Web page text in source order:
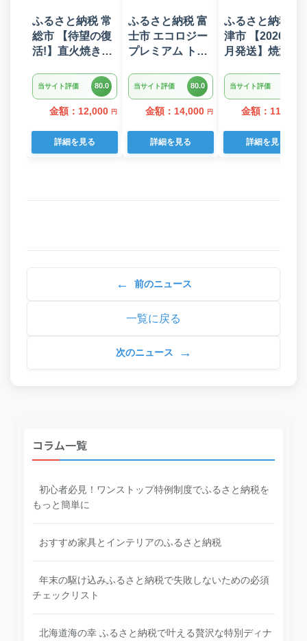
ふるさと納税 常
総市 【待望の復
活!】直火焼きハ
ラスソース 3kg
22個入り
当サイト評価 80.0
金額：12,000 円
詳細を見る
ふるさと納税 富
士市 エコロジー
プレミアム トイ
ダブル 96ロール
日用品 人気
当サイト評価 80.0
金額：14,000 円
詳細を見る
ふるさと納税 焼
津市 【2026年6
月発送】焼津 マ
ット F4 ねぎと
(a10-
当サイト評価
金額：11,000
詳細を見る
← 前のニュース
一覧に戻る
次のニュース →
コラム一覧
初心者必見！ワンストップ特例制度でふるさと納税を
もっと簡単に
おすすめ家具とインテリアのふるさと納税
年末の駆け込みふるさと納税で失敗しないための必須
チェックリスト
北海道海の幸 ふるさと納税で叶える贅沢な特別ディナ